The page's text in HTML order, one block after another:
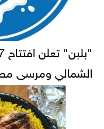
الشمالي ومرسى